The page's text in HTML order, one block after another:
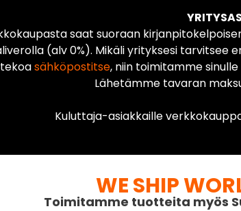
saat suoraan
(alv 0%). Mikäli yrityksesi tarvitsee
sähköpostitse, niin toimitamme
Lähetämme tavaran
Kuluttaja-asiakkaille
WE SHIP
Toimitamme tuotteita myös